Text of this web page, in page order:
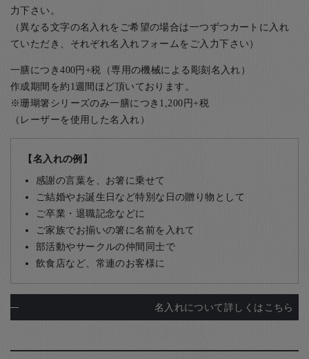
力下さい。
（異なる文字の名入れをご希望の場合は一つずつカートに入れ
ていただき、それぞれ名入れフォームをご入力下さい）
一膳につき400円+税（専用の機械による彫刻名入れ）
作成期間を約1週間ほど頂いております。
※珊瑚箸シリーズのみ一膳につき1,200円+税
（レーザーを使用した名入れ）
【名入れの例】
感謝の言葉を、お箸に乗せて
ご結婚やお誕生日など特別な日の贈り物として
ご卒業・退職記念などに
ご家族でお揃いの箸に名前を入れて
部活動やサークルの仲間同士で
飲食店など、常連のお客様に
名入れについて詳しくはこちら